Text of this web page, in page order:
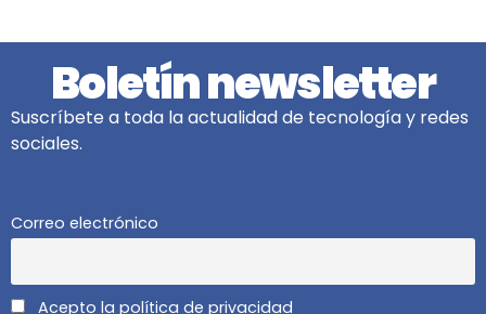
Boletín newsletter
Suscríbete a toda la actualidad de tecnología y redes
sociales.
Correo electrónico
Acepto la política de privacidad